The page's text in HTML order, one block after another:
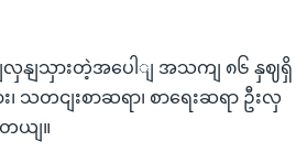
လှနျသှားတဲ့အပေါျ အသကျ ၈၆ နှဈရှိ
၊ သတငျးစာဆရာ၊ စာရေးဆရာ ဦးလှ
ယျ။